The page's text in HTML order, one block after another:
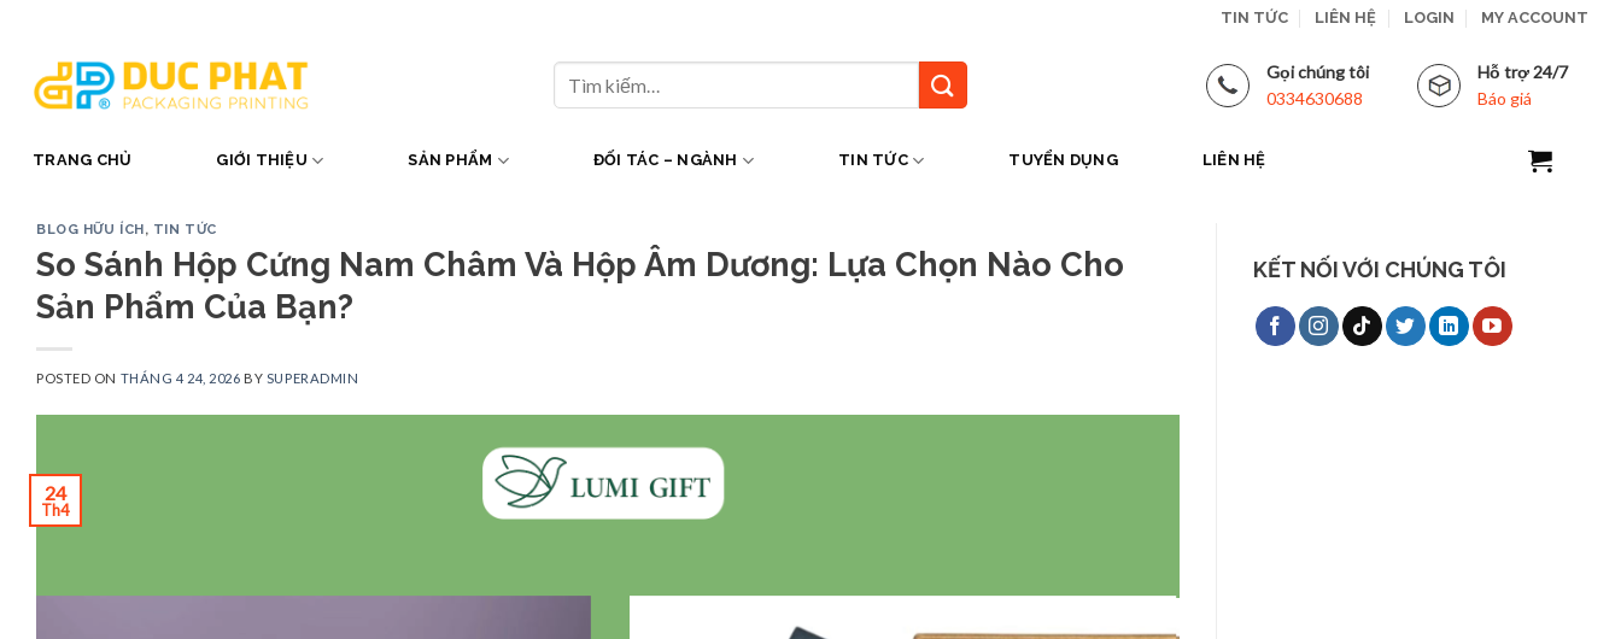
content
TIN TỨC LIÊN HỆ LOGIN MY ACCOUNT
kiếm:
Gọi chúng tôi
0334630688
Hỗ trợ 24/7
Báo giá
TRANG CHỦ GIỚI THIỆU SẢN PHẨM ĐỐI TÁC – NGÀNH TIN TỨC TUYỂN DỤNG LIÊN HỆ
BLOG HỮU ÍCH, TIN TỨC
So Sánh Hộp Cứng Nam Châm Và Hộp Âm Dương: Lựa Chọn Nào Cho
Sản Phẩm Của Bạn?
POSTED ON THÁNG 4 24, 2026 BY SUPERADMIN
24
Th4
KẾT NỐI VỚI CHÚNG TÔI